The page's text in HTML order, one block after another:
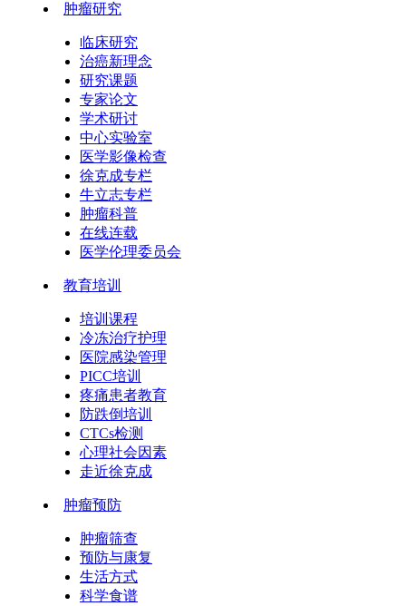
肿瘤研究
临床研究
治癌新理念
研究课题
专家论文
学术研讨
中心实验室
医学影像检查
徐克成专栏
牛立志专栏
肿瘤科普
在线连载
医学伦理委员会
教育培训
培训课程
冷冻治疗护理
医院感染管理
PICC培训
疼痛患者教育
防跌倒培训
CTCs检测
心理社会因素
走近徐克成
肿瘤预防
肿瘤筛查
预防与康复
生活方式
科学食谱